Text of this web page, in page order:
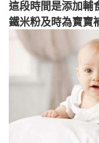
這段時間是添加輔
鐵米粉及時為寶寶